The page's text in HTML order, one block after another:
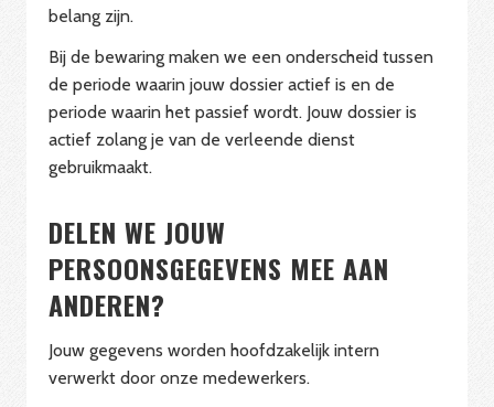
belang zijn.
Bij de bewaring maken we een onderscheid tussen
de periode waarin jouw dossier actief is en de
periode waarin het passief wordt. Jouw dossier is
actief zolang je van de verleende dienst
gebruikmaakt.
DELEN WE JOUW
PERSOONSGEGEVENS MEE AAN
ANDEREN?
Jouw gegevens worden hoofdzakelijk intern
verwerkt door onze medewerkers.